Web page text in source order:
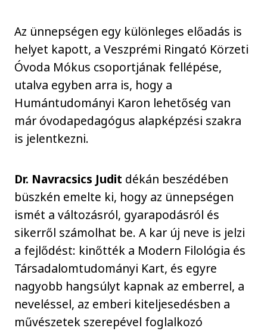
Az ünnepségen egy különleges előadás is
helyet kapott, a Veszprémi Ringató Körzeti
Óvoda Mókus csoportjának fellépése,
utalva egyben arra is, hogy a
Humántudományi Karon lehetőség van
már óvodapedagógus alapképzési szakra
is jelentkezni.
Dr. Navracsics Judit dékán beszédében
büszkén emelte ki, hogy az ünnepségen
ismét a változásról, gyarapodásról és
sikerről számolhat be. A kar új neve is jelzi
a fejlődést: kinőtték a Modern Filológia és
Társadalomtudományi Kart, és egyre
nagyobb hangsúlyt kapnak az emberrel, a
neveléssel, az emberi kiteljesedésben a
művészetek szerepével foglalkozó